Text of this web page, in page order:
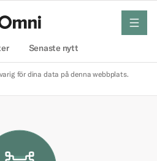
Senaste nytt
meny
för dina data på denna webbplats.